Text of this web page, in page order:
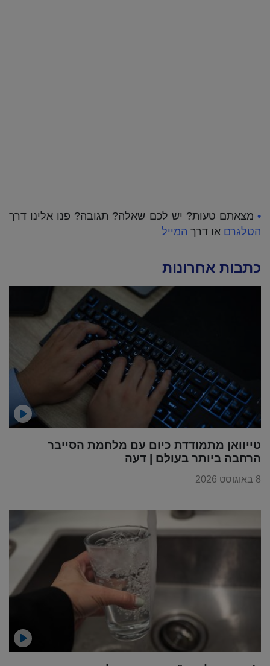
• מצאתם טעות? יש לכם שאלה? תגובה? פנו אלינו דרך
הטלגרם או דרך המייל
כתבות אחרונות
טייוואן מתמודדת כיום עם מלחמת הסייבר
הרחבה ביותר בעולם | דעה
8 באוגוסט 2026